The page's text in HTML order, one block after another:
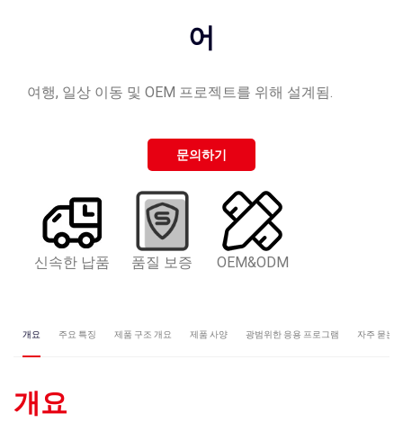
어
여행, 일상 이동 및 OEM 프로젝트를 위해 설계됨.
문의하기
신속한 납품 품질 보증 OEM&ODM
개요 주요 특징 제품 구조 개요 제품 사양 광범위한 응용 프로그램 자주 묻는
개요